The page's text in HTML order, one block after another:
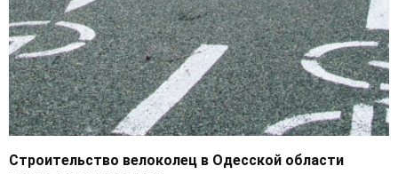
Строительство велоколец в Одесской области